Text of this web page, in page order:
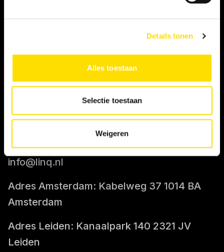
Details tonen
Alles toestaan
Selectie toestaan
Weigeren
Tarief berekenen
CONTACT
info@linq.nl
Adres Amsterdam: Kabelweg 37 1014 BA
Amsterdam
Adres Leiden: Kanaalpark 140 2321 JV
Leiden